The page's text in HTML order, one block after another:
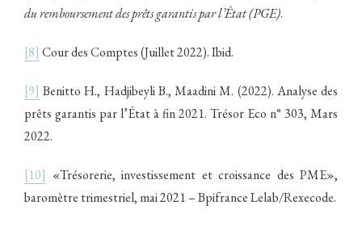
du remboursement des prêts garantis par l’État (PGE).
[8] Cour des Comptes (Juillet 2022). Ibid.
[9] Benitto H., Hadjibeyli B., Maadini M. (2022). Analyse des
prêts garantis par l’État à fin 2021. Trésor Eco n° 303, Mars
2022.
[10] «Trésorerie, investissement et croissance des PME»,
baromètre trimestriel, mai 2021 – Bpifrance Lelab/Rexecode.